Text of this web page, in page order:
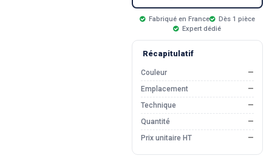
Fabriqué en France
Dès 1 pièce
Expert dédié
Récapitulatif
Couleur
—
Emplacement
—
Technique
—
Quantité
—
Prix unitaire HT
—